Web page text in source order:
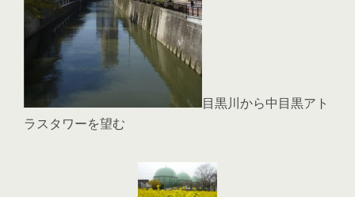
目黒川から中目黒アト
ラスタワーを望む